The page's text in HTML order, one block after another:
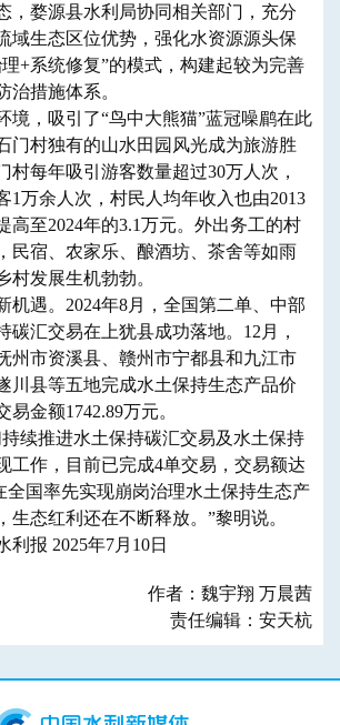
婺源县水利局协同相关部门，充分
域生态区位优势，强化水资源源头保
+系统修复”的模式，构建起较为完善
治措施体系。
，吸引了“鸟中大熊猫”蓝冠噪鹛在此
门村独有的山水田园风光成为旅游胜
村每年吸引游客数量超过30万人次，
1万余人次，村民人均年收入也由2013
高至2024年的3.1万元。外出务工的村
民宿、农家乐、酿酒坊、茶舍等如雨
村发展生机勃勃。
遇。2024年8月，全国第二单、中部
碳汇交易在上犹县成功落地。12月，
州市资溪县、赣州市宁都县和九江市
川县等五地完成水土保持生态产品价
金额1742.89万元。
推进水土保持碳汇交易及水土保持
工作，目前已完成4单交易，交易额达
全国率先实现崩岗治理水土保持生态产
生态红利还在不断释放。”黎明说。
报 2025年7月10日
作者：魏宇翔 万晨茜
责任编辑：安天杭